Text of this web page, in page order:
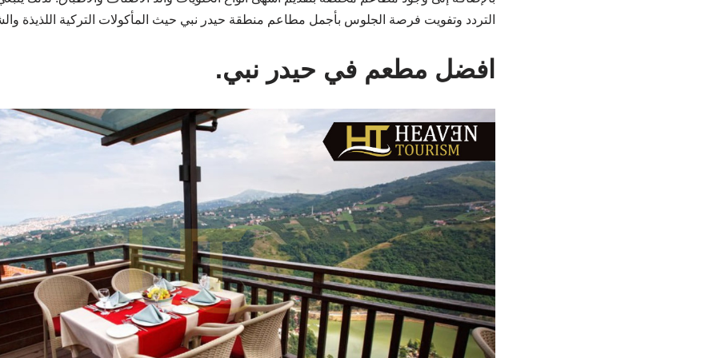
التردد وتفويت فرصة الجلوس بأجمل مطاعم منطقة حيدر نبي حيث المأكولات التركية اللذيذة
افضل مطعم في حيدر نبي.